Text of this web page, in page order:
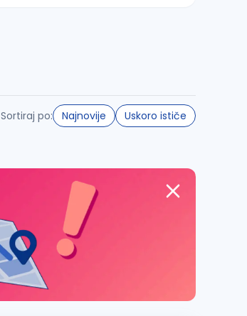
Sortiraj po: Najnovije Uskoro ističe